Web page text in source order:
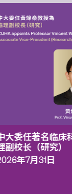
大委任著名临床
副校长（研究）
年7月31日